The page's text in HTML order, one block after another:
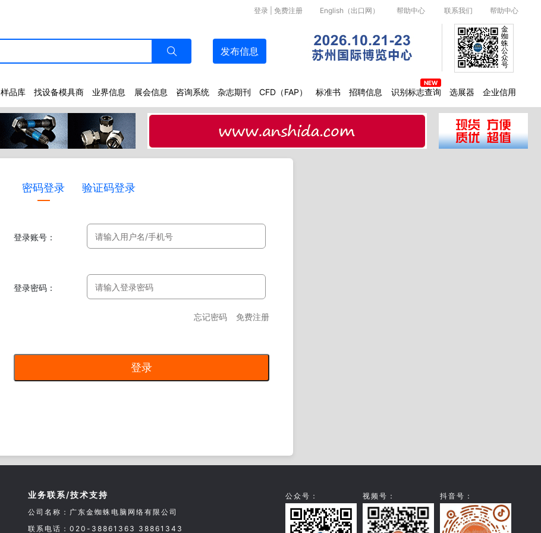
English（出口网） 帮助中心 联系我们 帮助中心
登录 免费注册
发布信息
样品库 找设备模具商 业界信息 展会信息 咨询系统 杂志期刊 CFD（FAP） 标准书 招聘信息 识别标志查询 选展器 企业信用
金
蜘
蛛
公
众
号
密码登录 验证码登录
登录账号：
登录密码：
忘记密码 免费注册
业务联系/技术支持
公司名称：广东金蜘蛛电脑网络有限公司
联系电话：020-38861363 38861343
公众号： 视频号： 抖音号：